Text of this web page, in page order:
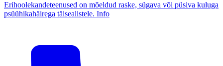
Erihoolekandeteenused on mõeldud raske, sügava või püsiva kuluga
psüühikahäirega täisealistele. Info